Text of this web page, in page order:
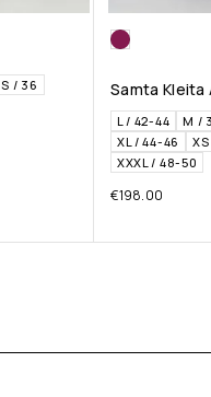
S / 36
Samta Kleita
L / 42-44 M /
XL / 44-46
XXXL / 48-50
€198.00